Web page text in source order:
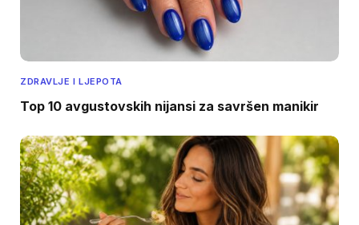
ZDRAVLJE I LJEPOTA
Top 10 avgustovskih nijansi za savršen manikir